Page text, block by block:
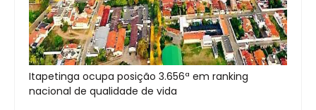
Itapetinga ocupa posição 3.656ª em ranking
nacional de qualidade de vida